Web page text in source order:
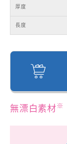
厚度
長度
無漂白素材※